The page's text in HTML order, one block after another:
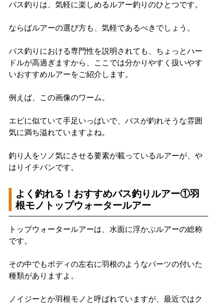
バス釣りは、気軽に楽しめるルアー釣りのひとつです。
ならばルアーの選び方も、気軽であるべきでしょう。
バス釣りにおける専門性を説明されても、ちょっとハー
ドルが高過ぎますから、ここでは分かりやすく扱いやす
いおすすめルアーをご紹介します。
例えば、この画像のワーム。
エビに似ていて手足いっばいで、バスが釣れそうな雰囲
気に満ち溢れていますよね。
釣り人をソノ気にさせる要素が載っているルアーが、や
はりイチバンです。
よく釣れる！おすすめバス釣りルアー①羽
根モノトップウォータールアー
トップウォータールアーは、水面に浮かぶルアーの総称
です。
その中でもボディの左右に羽根のようなパーツの付いた
種類がありますよ。
ノイジーとか羽根モノと呼ばれていますが、最近ではク